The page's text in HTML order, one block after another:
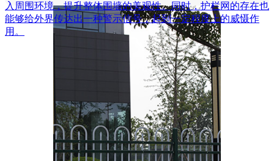
入周围环境，提升整体围墙的美观性。同时，护栏网的存在也
能够给外界传达出一种警示信号，起到一定程度上的威慑作
用。